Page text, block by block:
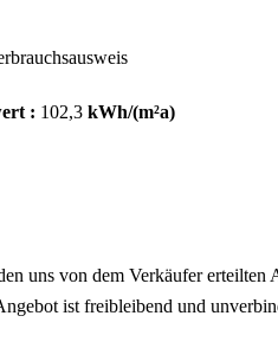
: 102,3 kWh/(m²a)
uns von dem Verkäufer
ist freibleibend und